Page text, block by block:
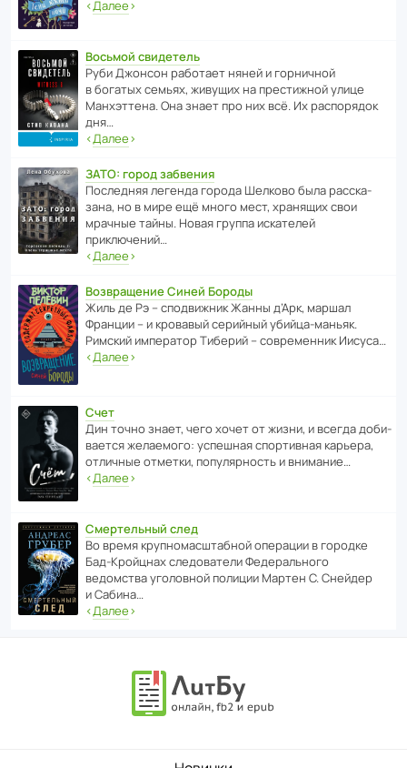
‹Далее›
Восьмой свидетель
Руби Джонсон рабо­тает няней и горни­чной
в богатых семьях, живущих на прес­ти­жной улице
Манх­эт­тена. Она знает про них всё. Их распо­рядок
дня…
‹Далее›
ЗАТО: город забвения
После­дняя легенда города Шелково была расска­
зана, но в мире ещё много мест, хранящих свои
мрачные тайны. Новая группа иска­телей
приключений…
‹Далее›
Возвращение Синей Бороды
Жиль де Рэ – спод­ви­жник Жанны д’Арк, маршал
Франции – и кровавый серийный убийца-маньяк.
Римский импе­ратор Тиберий – совре­менник Иисуса…
‹Далее›
Счет
Дин точно знает, чего хочет от жизни, и всегда доби­
ва­ется жела­е­мого: успе­шная спор­ти­вная карьера,
отли­чные отметки, попу­ля­р­ность и внимание…
‹Далее›
Смертельный след
Во время круп­но­мас­ш­та­бной операции в городке
Бад‑Крой­цнах следо­ва­тели Феде­раль­ного
ведомства уголо­вной полиции Мартен С. Снейдер
и Сабина…
‹Далее›